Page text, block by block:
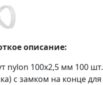
описание:
nylon 100x2,5 мм 100
с замком на конце